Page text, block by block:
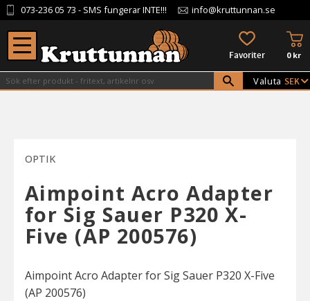
Meny
073-236 05 73 - SMS fungerar INTE!!! info@kruttunnan.se
FAVORITER 0kr
Valuta
OPTIK
Aimpoint Acro Adapter
for Sig Sauer P320 X-
Five (AP 200576)
Aimpoint Acro Adapter for Sig Sauer P320 X-Five
(AP 200576)